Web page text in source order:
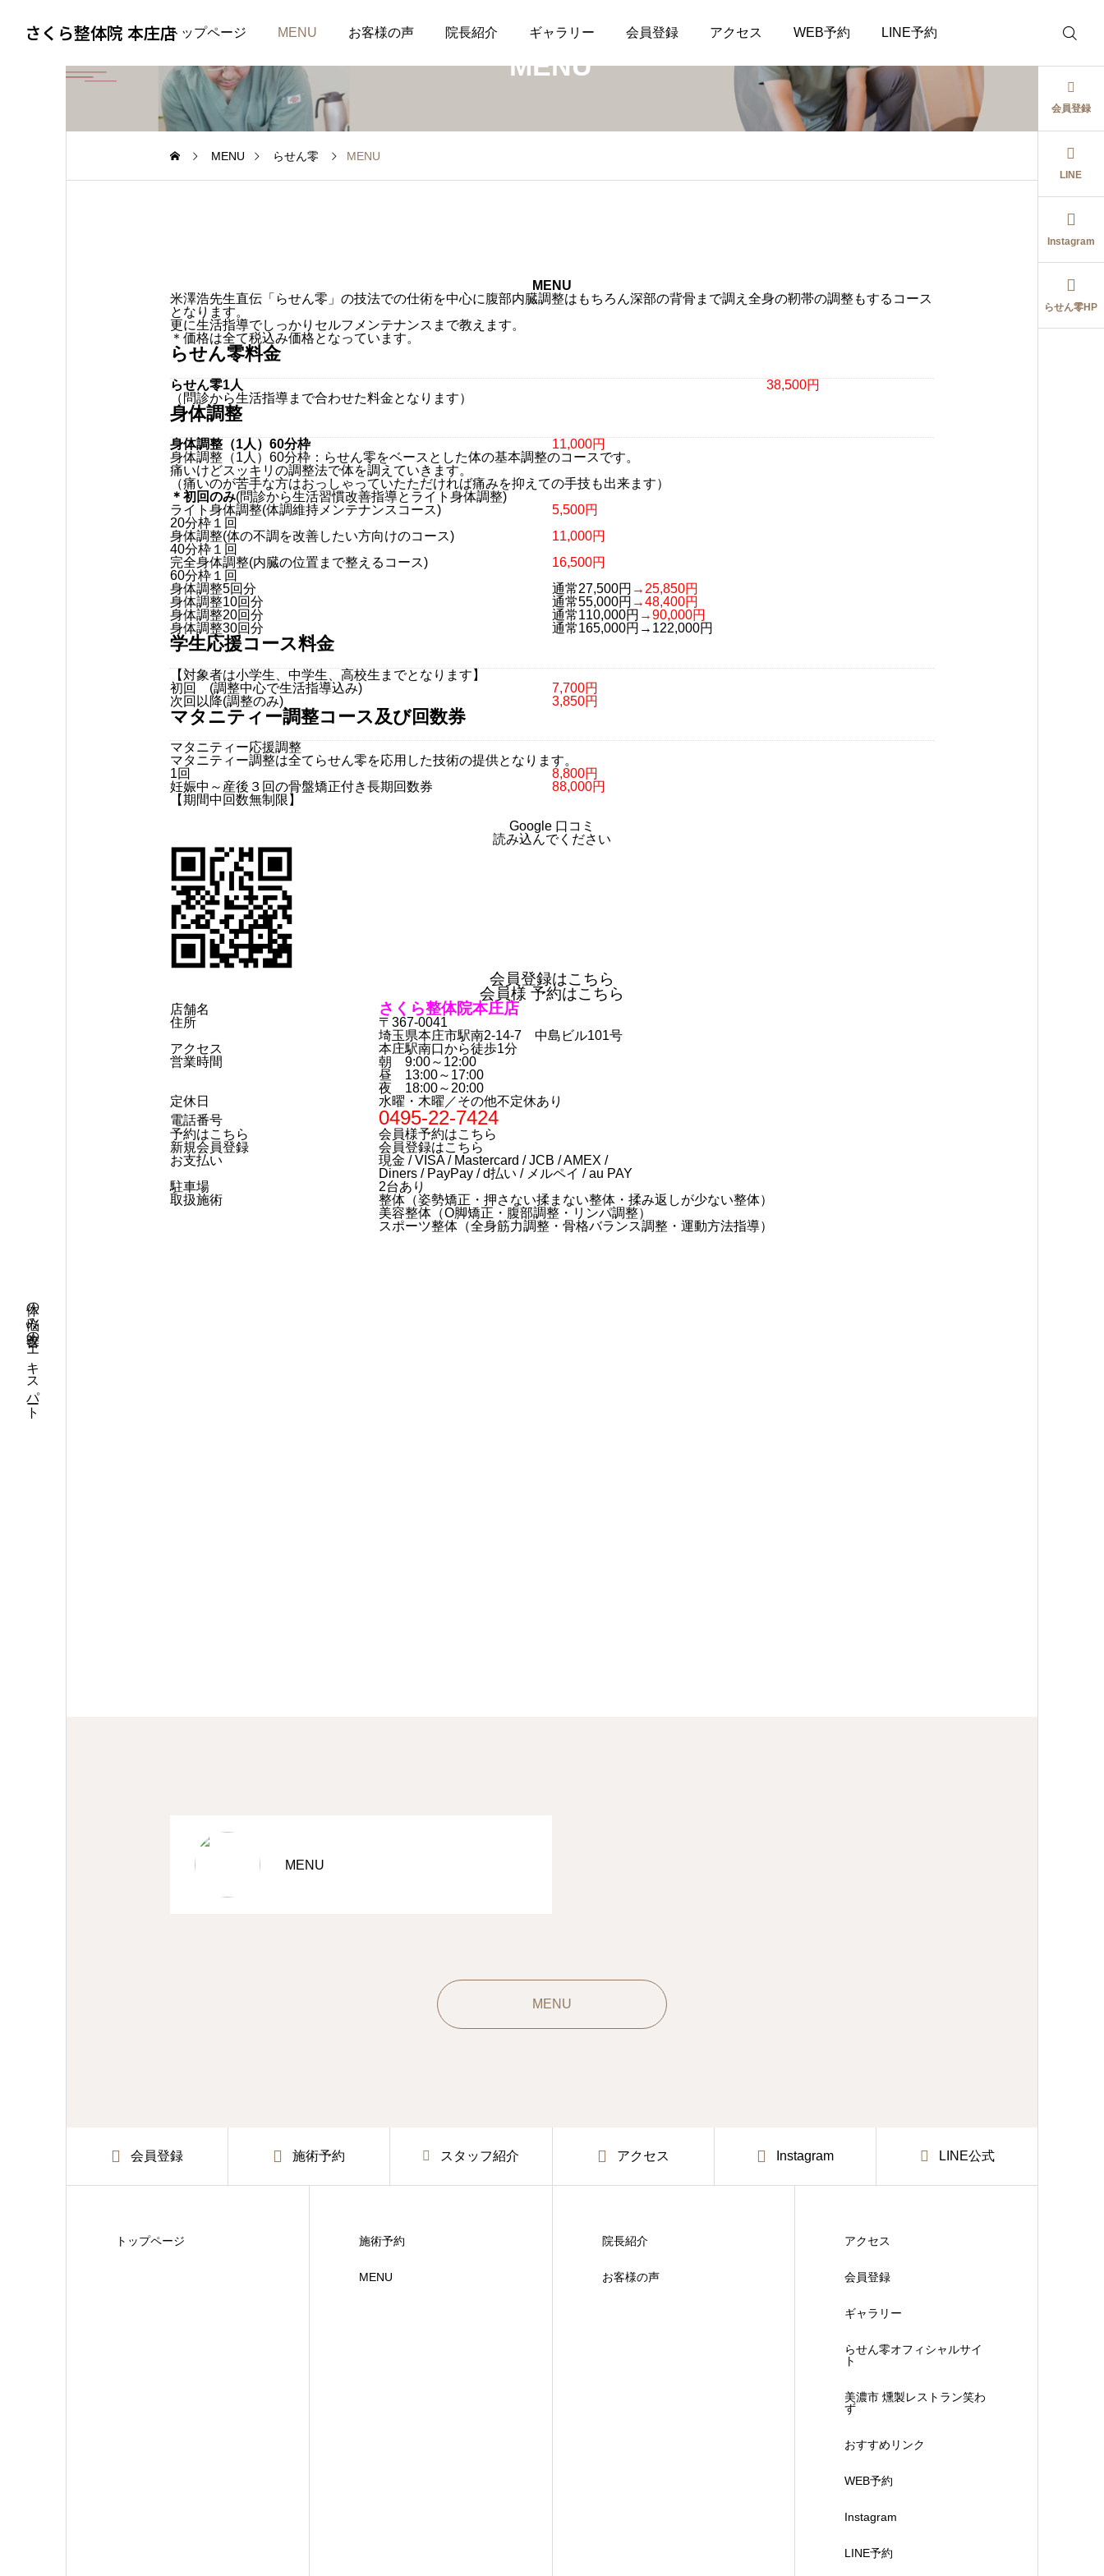
さくら整体院 本庄店トップページ MENU お客様の声 院長紹介 ギャラリー 会員登録 アクセス WEB予約 LINE予約
体の悩み改善のエキスパート
会員登録
LINE
Instagram
らせん零HP
MENU
MENU らせん零 MENU
MENU
米澤浩先生直伝「らせん零」の技法での仕術を中心に腹部内臓調整はもちろん深部の背骨まで調え全身の靭帯の調整もするコース
となります。
更に生活指導でしっかりセルフメンテナンスまで教えます。
＊価格は全て税込み価格となっています。
らせん零料金
らせん零1人
38,500円
（問診から生活指導まで合わせた料金となります）
身体調整
身体調整（1人）60分枠
11,000円
身体調整（1人）60分枠：らせん零をベースとした体の基本調整のコースです。
痛いけどスッキリの調整法で体を調えていきます。
（痛いのが苦手な方はおっしゃっていたただければ痛みを抑えての手技も出来ます）
＊初回のみ(問診から生活習慣改善指導とライト身体調整)
ライト身体調整(体調維持メンテナンスコース)
20分枠１回
5,500円
身体調整(体の不調を改善したい方向けのコース)
40分枠１回
11,000円
完全身体調整(内臓の位置まで整えるコース)
60分枠１回
16,500円
身体調整5回分
通常27,500円 →25,850円
身体調整10回分
通常55,000円 →48,400円
身体調整20回分
通常110,000円 →90,000円
身体調整30回分
通常165,000円→122,000円
学生応援コース料金
【対象者は小学生、中学生、高校生までとなります】
初回 (調整中心で生活指導込み)
7,700円
次回以降(調整のみ)
3,850円
マタニティー調整コース及び回数券
マタニティー応援調整
マタニティー調整は全てらせん零を応用した技術の提供となります。
1回
8,800円
妊娠中～産後３回の骨盤矯正付き長期回数券
【期間中回数無制限】
88,000円
Google 口コミ
読み込んでください
会員登録はこちら
会員様 予約はこちら
店舗名 さくら整体院本庄店
住所
〒367-0041
埼玉県本庄市駅南2-14-7 中島ビル101号
アクセス
本庄駅南口から徒歩1分
営業時間
朝 9:00～12:00
昼 13:00～17:00
夜 18:00～20:00
定休日
水曜・木曜／その他不定休あり
電話番号
0495-22-7424
予約はこちら
会員様予約はこちら
新規会員登録
会員登録はこちら
お支払い
現金 / VISA / Mastercard / JCB / AMEX /
Diners / PayPay / d払い / メルペイ / au PAY
駐車場
2台あり
取扱施術
整体（姿勢矯正・押さない揉まない整体・揉み返しが少ない整体）
美容整体（O脚矯正・腹部調整・リンパ調整）
スポーツ整体（全身筋力調整・骨格バランス調整・運動方法指導）
MENU
MENU
会員登録 施術予約 スタッフ紹介 アクセス Instagram LINE公式
トップページ 施術予約
MENU
院長紹介
お客様の声
アクセス
会員登録
ギャラリー
らせん零オフィシャルサイ
ト
美濃市 燻製レストラン笑わ
ず
おすすめリンク
WEB予約
Instagram
LINE予約